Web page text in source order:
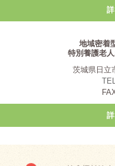
地域密着
特別養護老
茨城県日立